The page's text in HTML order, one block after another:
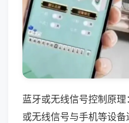
蓝牙或无线信号控制原
或无线信号与手机等设